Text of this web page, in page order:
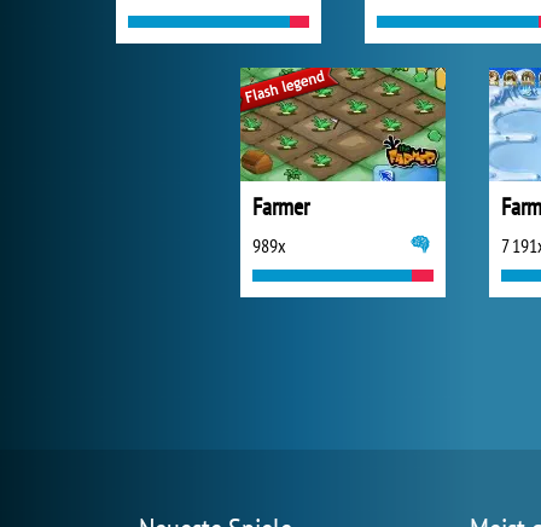
Farmer
989x 7